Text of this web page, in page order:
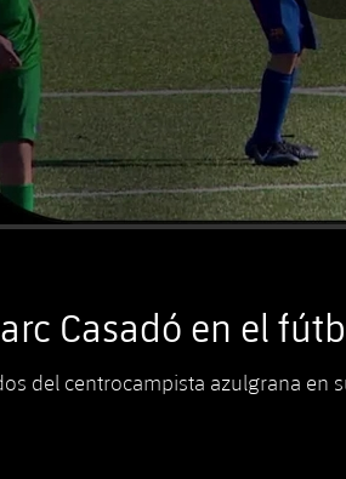
Casadó en el
del centrocampista azulgrana en